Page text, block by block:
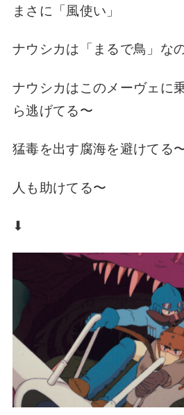
まさに「風使い」
ナウシカは「まるで鳥」な
ナウシカはこのメーヴェに
ら逃げてる〜
猛毒を出す腐海を避けてる
人も助けてる〜
⬇︎